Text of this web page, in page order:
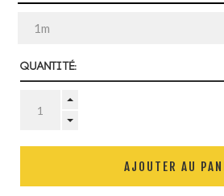
Quantité:
AJOUTER AU